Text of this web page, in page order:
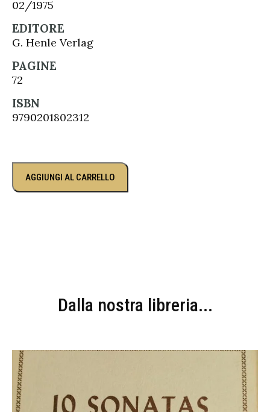
02/1975
EDITORE
G. Henle Verlag
PAGINE
72
ISBN
9790201802312
AGGIUNGI AL CARRELLO
Dalla nostra libreria...